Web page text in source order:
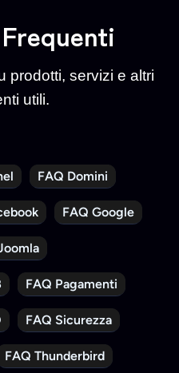
prodotti, servizi e altri
utili.
FAQ Domini
FAQ Google
FAQ Pagamenti
FAQ Sicurezza
FAQ Thunderbird